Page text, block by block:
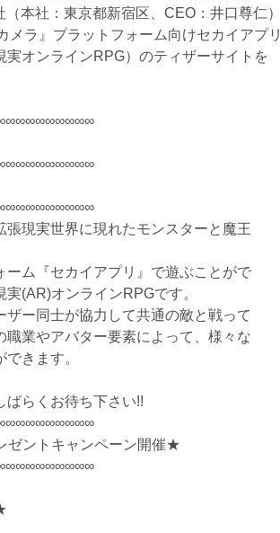
本社：東京都新宿区、CEO：井口尊仁）
ラ』プラットフォーム向けセカイアプリ
実オンラインRPG）のティザーサイトを
張現実世界に現れたモンスターと魔王
ーム『セカイアプリ』で遊ぶことがで
(AR)オンラインRPGです。
ー同士が協力して共通の敵と戦って
業やアバター要素によって、様々な
きます。
ばらくお待ち下さい!!
ゼントキャンペーン開催★